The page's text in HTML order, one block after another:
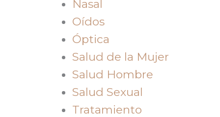
Nasal
Oídos
Óptica
Salud de la Mujer
Salud Hombre
Salud Sexual
Tratamiento